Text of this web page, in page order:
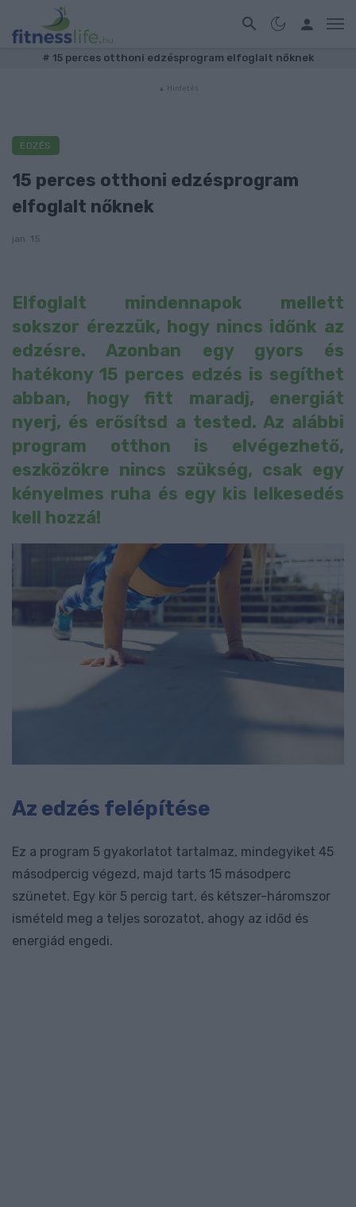
# 15 perces otthoni edzésprogram elfoglalt nőknek
EDZÉS
15 perces otthoni edzésprogram
elfoglalt nőknek
jan. 15
Elfoglalt mindennapok mellett
sokszor érezzük, hogy nincs időnk az
edzésre. Azonban egy gyors és
hatékony 15 perces edzés is segíthet
abban, hogy fitt maradj, energiát
nyerj, és erősítsd a tested. Az alábbi
program otthon is elvégezhető,
eszközökre nincs szükség, csak egy
kényelmes ruha és egy kis lelkesedés
kell hozzá!
Az edzés felépítése
Ez a program 5 gyakorlatot tartalmaz, mindegyiket 45
másodpercig végezd, majd tarts 15 másodperc
szünetet. Egy kör 5 percig tart, és kétszer-háromszor
ismételd meg a teljes sorozatot, ahogy az időd és
energiád engedi.